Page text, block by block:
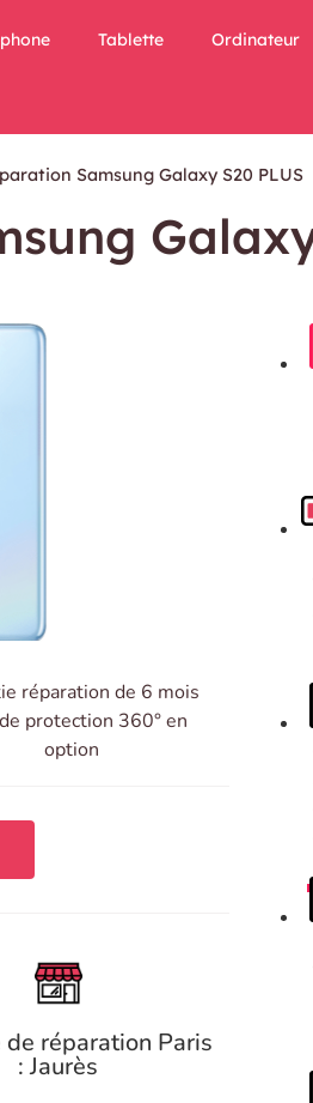
Tablette Ordinateur
Samsung Galaxy S20 PLUS
réparation de 6 mois
protection 360° en
option
réparation Paris
: Jaurès